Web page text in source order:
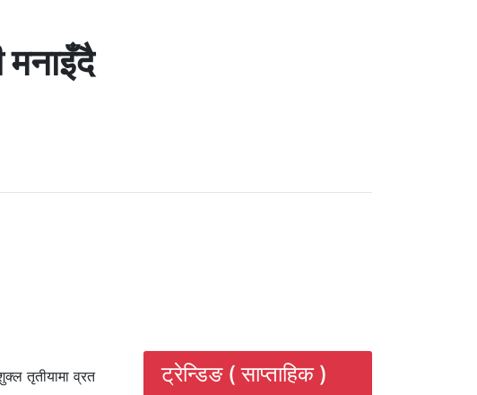
तृतीयामा व्रत
ट्रेन्डिङ ( साप्ताहिक )